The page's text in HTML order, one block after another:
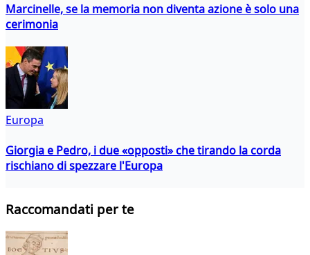
Marcinelle, se la memoria non diventa azione è solo una
cerimonia
Europa
Giorgia e Pedro, i due «opposti» che tirando la corda
rischiano di spezzare l'Europa
Raccomandati per te